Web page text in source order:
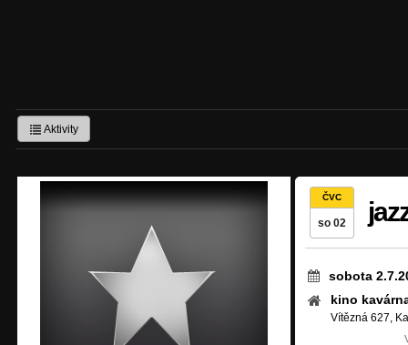
Aktivity
ČVC
so 02
sobota
kino
Vítězná 627,